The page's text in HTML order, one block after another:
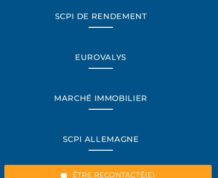
“Excellent”, 165 avis
ÊTRE RECONTACTÉ(E)
SCPI DE RENDEMENT
EUROVALYS
MARCHÉ IMMOBILIER
SCPI ALLEMAGNE